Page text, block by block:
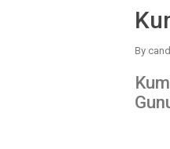
By